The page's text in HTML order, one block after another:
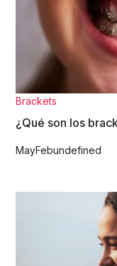
Brackets
¿Qué son los
MayFebundefined